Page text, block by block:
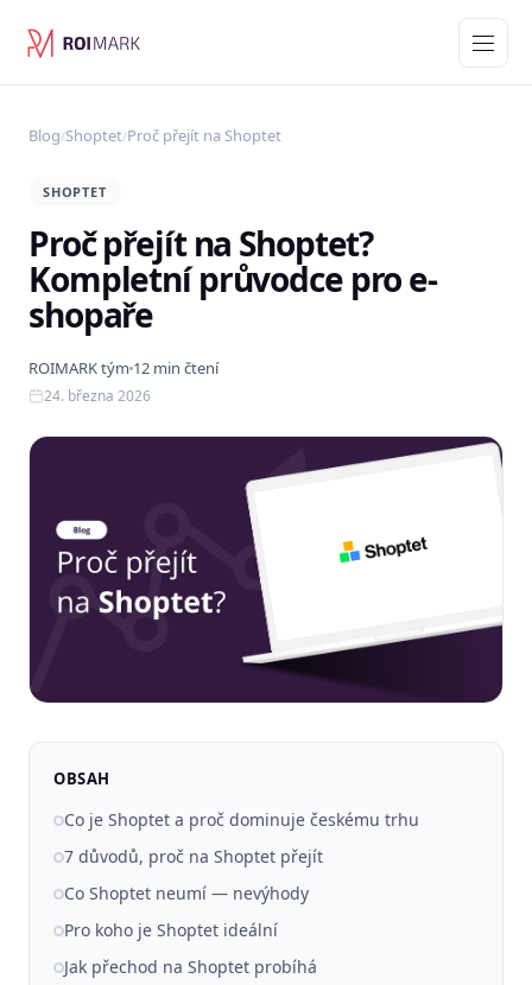
Blog/Shoptet/Proč přejít na Shoptet
SHOPTET
Proč přejít na Shoptet?
Kompletní průvodce pro e-
shopaře
ROIMARK tým 12 min čtení
24. března 2026
OBSAH
Co je Shoptet a proč dominuje českému trhu
7 důvodů, proč na Shoptet přejít
Co Shoptet neumí — nevýhody
Pro koho je Shoptet ideální
Jak přechod na Shoptet probíhá